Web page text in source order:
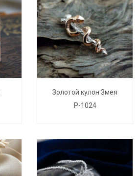
Золотой кулон Змея
P-1024